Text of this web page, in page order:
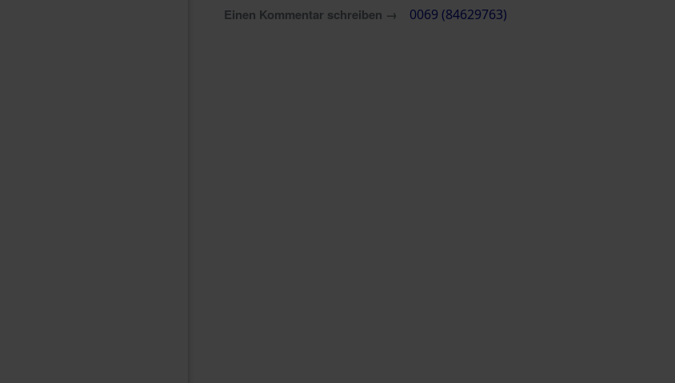
Einen Kommentar schreiben → 0069 (84629763)